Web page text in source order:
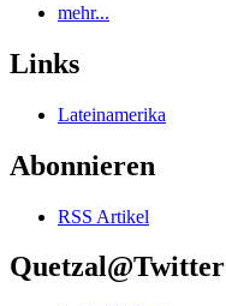
mehr...
Links
Lateinamerika
Abonnieren
RSS Artikel
Quetzal@Twitter